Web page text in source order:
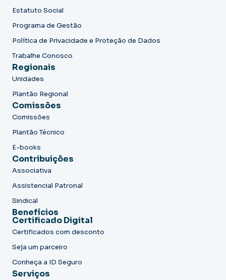
Estatuto Social
Programa de Gestão
Política de Privacidade e Proteção de Dados
Trabalhe Conosco
Regionais
Unidades
Plantão Regional
Comissões
Comissões
Plantão Técnico
E-books
Contribuições
Associativa
Assistencial Patronal
Sindical
Benefícios
Certificado Digital
Certificados com desconto
Seja um parceiro
Conheça a ID Seguro
Serviços